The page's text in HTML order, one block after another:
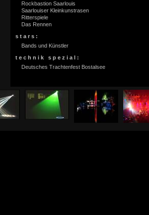
Rockbastion Saarlouis
Saarlouiser Kleinkunstrasen
Ritterspiele
Das Rennen
s t a r s :
Bands und Künstler
t e c h n i k s p e z i a l :
Deutsches Trachtenfest Bostalsee